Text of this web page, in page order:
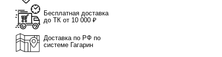
Бесплатная доставка
до ТК от 10 000 ₽
Доставка по РФ по
системе Гагарин